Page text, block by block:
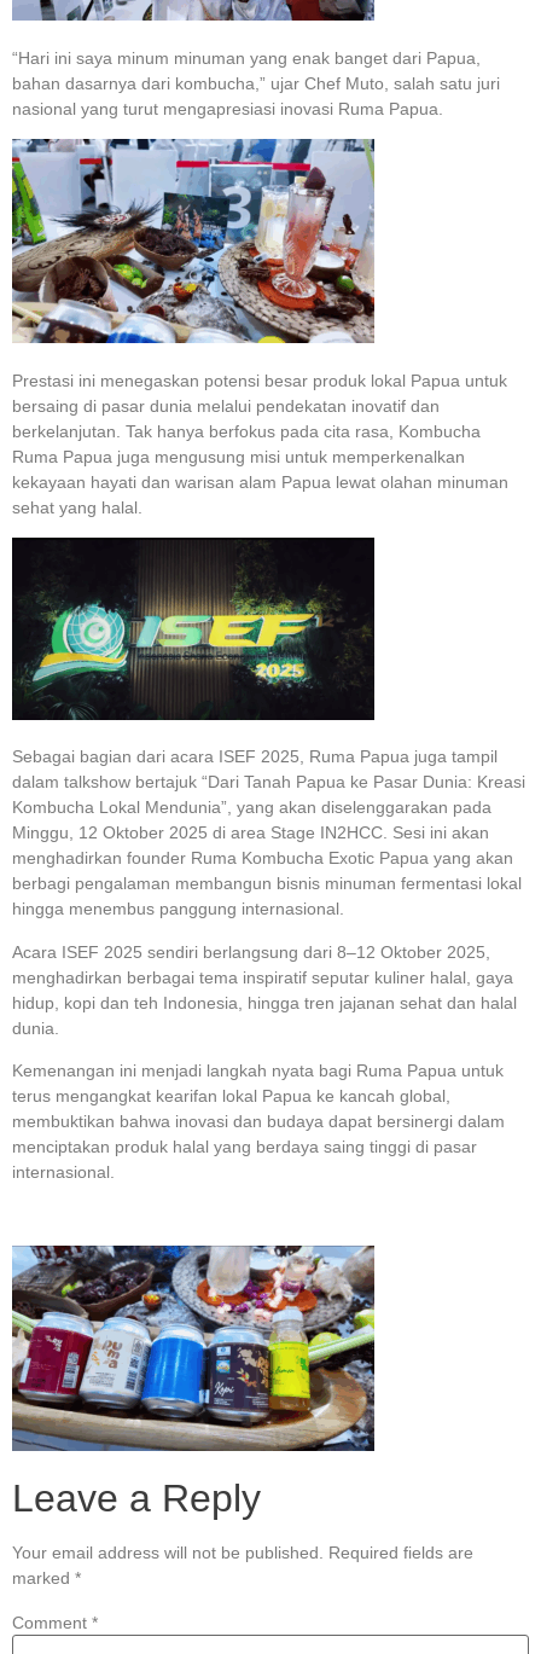
“Hari ini saya minum minuman yang enak banget dari Papua,
bahan dasarnya dari kombucha,” ujar Chef Muto, salah satu juri
nasional yang turut mengapresiasi inovasi Ruma Papua.
Prestasi ini menegaskan potensi besar produk lokal Papua untuk
bersaing di pasar dunia melalui pendekatan inovatif dan
berkelanjutan. Tak hanya berfokus pada cita rasa, Kombucha
Ruma Papua juga mengusung misi untuk memperkenalkan
kekayaan hayati dan warisan alam Papua lewat olahan minuman
sehat yang halal.
Sebagai bagian dari acara ISEF 2025, Ruma Papua juga tampil
dalam talkshow bertajuk “Dari Tanah Papua ke Pasar Dunia: Kreasi
Kombucha Lokal Mendunia”, yang akan diselenggarakan pada
Minggu, 12 Oktober 2025 di area Stage IN2HCC. Sesi ini akan
menghadirkan founder Ruma Kombucha Exotic Papua yang akan
berbagi pengalaman membangun bisnis minuman fermentasi lokal
hingga menembus panggung internasional.
Acara ISEF 2025 sendiri berlangsung dari 8–12 Oktober 2025,
menghadirkan berbagai tema inspiratif seputar kuliner halal, gaya
hidup, kopi dan teh Indonesia, hingga tren jajanan sehat dan halal
dunia.
Kemenangan ini menjadi langkah nyata bagi Ruma Papua untuk
terus mengangkat kearifan lokal Papua ke kancah global,
membuktikan bahwa inovasi dan budaya dapat bersinergi dalam
menciptakan produk halal yang berdaya saing tinggi di pasar
internasional.
Leave a Reply
Your email address will not be published. Required fields are
marked *
Comment *